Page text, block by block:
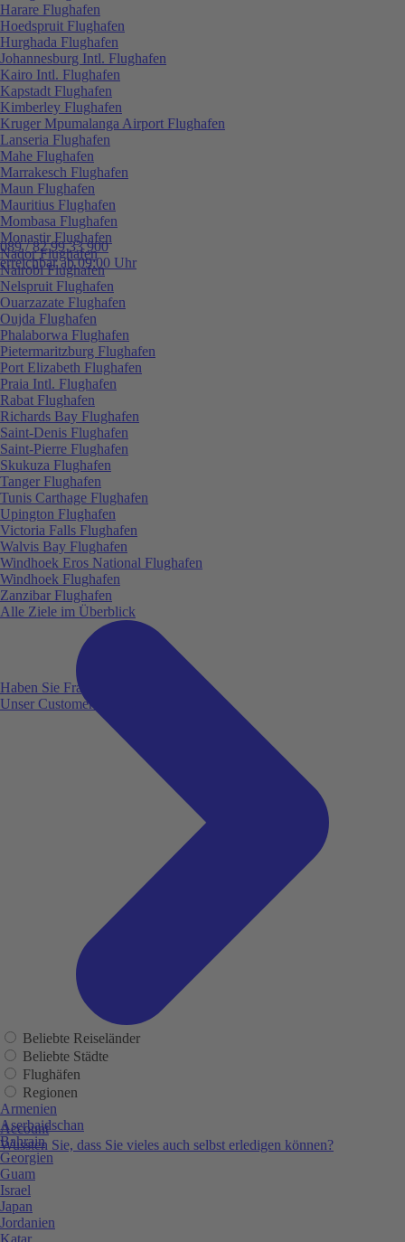
089 / 82 99 33 900
erreichbar ab 09:00 Uhr
Haben Sie Fragen?
Unser Customer Service ist für Sie da!
Account
Wussten Sie, dass Sie vieles auch selbst erledigen können?
Harare Flughafen
Hoedspruit Flughafen
Hurghada Flughafen
Johannesburg Intl. Flughafen
Kairo Intl. Flughafen
Kapstadt Flughafen
Kimberley Flughafen
Kruger Mpumalanga Airport Flughafen
Lanseria Flughafen
Mahe Flughafen
Marrakesch Flughafen
Maun Flughafen
Mauritius Flughafen
Mombasa Flughafen
Monastir Flughafen
Nador Flughafen
Nairobi Flughafen
Nelspruit Flughafen
Ouarzazate Flughafen
Oujda Flughafen
Phalaborwa Flughafen
Pietermaritzburg Flughafen
Port Elizabeth Flughafen
Praia Intl. Flughafen
Rabat Flughafen
Richards Bay Flughafen
Saint-Denis Flughafen
Saint-Pierre Flughafen
Skukuza Flughafen
Tanger Flughafen
Tunis Carthage Flughafen
Upington Flughafen
Victoria Falls Flughafen
Walvis Bay Flughafen
Windhoek Eros National Flughafen
Windhoek Flughafen
Zanzibar Flughafen
Alle Ziele im Überblick
Beliebte Reiseländer
Beliebte Städte
Flughäfen
Regionen
Armenien
Aserbaidschan
Bahrain
Georgien
Guam
Israel
Japan
Jordanien
Katar